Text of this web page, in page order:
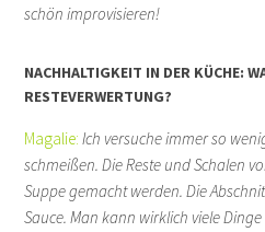
schön improvisieren!
NACHHALTIGKEIT IN DER KÜCHE:
RESTEVERWERTUNG?
Magalie:Ich versuche immer so
schmeißen. Die Reste und Schalen
Suppe gemacht werden. Die
Sauce. Man kann wirklich viele